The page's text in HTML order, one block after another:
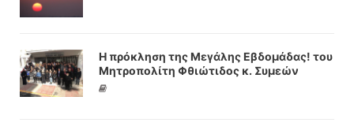
Η πρόκληση της Μεγάλης Εβδομάδας! του
Μητροπολίτη Φθιώτιδος κ. Συμεών